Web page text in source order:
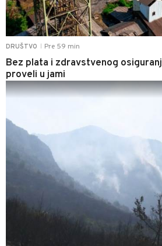
DRUŠTVO Pre 59 min
Bez plata i zdravstvenog
proveli u jami